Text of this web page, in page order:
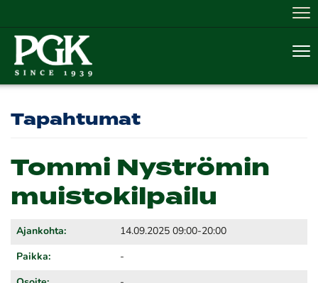
Tapahtumat
Tommi Nyströmin
muistokilpailu
Ajankohta: 14.09.2025 09:00-20:00
Paikka: -